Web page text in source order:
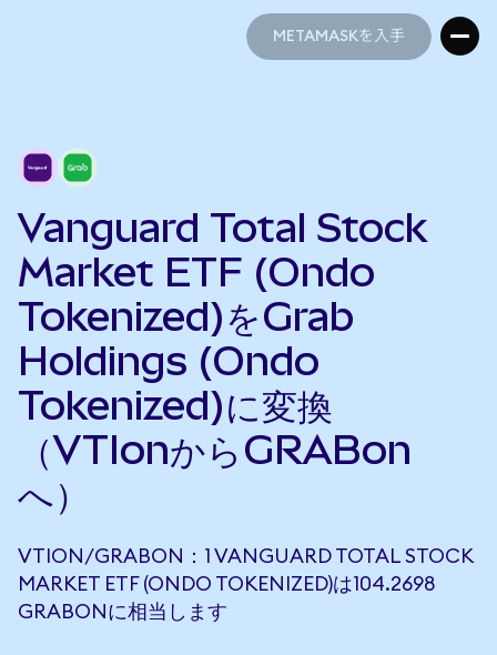
METAMASKを入手
Vanguard Total Stock
Market ETF (Ondo
Tokenized)をGrab
Holdings (Ondo
Tokenized)に変換
（VTIonからGRABon
へ）
VTION/GRABON：1 VANGUARD TOTAL STOCK
MARKET ETF (ONDO TOKENIZED)は104.2698
GRABONに相当します